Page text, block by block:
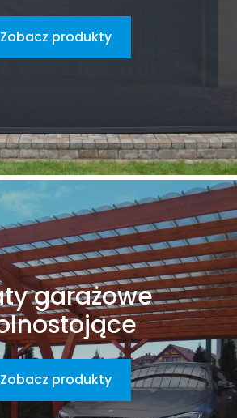
Zobacz produkty
garażowe
Zobacz produkty